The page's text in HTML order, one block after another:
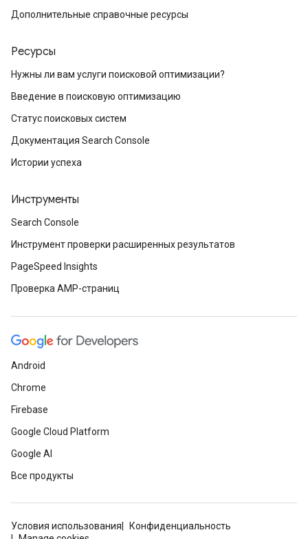
Дополнительные справочные ресурсы
Ресурсы
Нужны ли вам услуги поисковой оптимизации?
Введение в поисковую оптимизацию
Статус поисковых систем
Документация Search Console
Истории успеха
Инструменты
Search Console
Инструмент проверки расширенных результатов
PageSpeed Insights
Проверка AMP-страниц
Android
Chrome
Firebase
Google Cloud Platform
Google AI
Все продукты
Условия использования
Конфиденциальность